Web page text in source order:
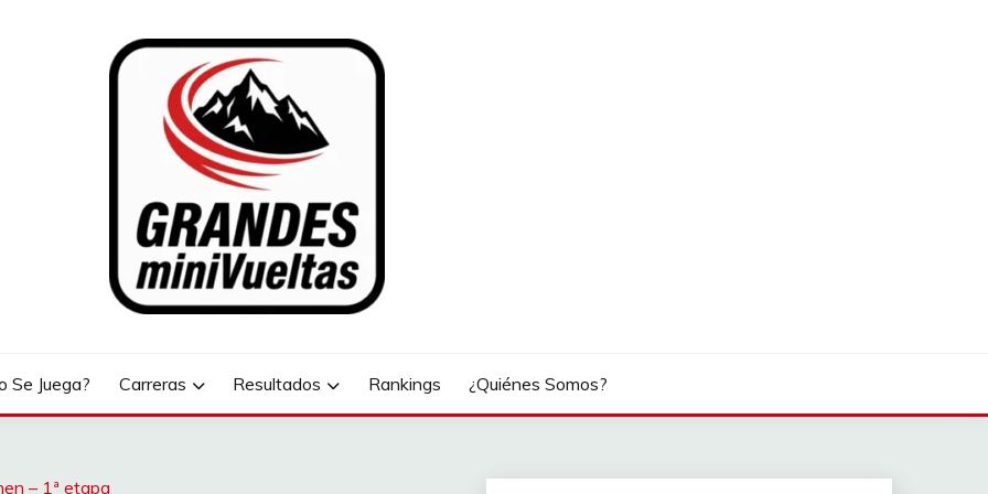
Se Juega? Carreras Resultados Rankings ¿Quiénes Somos?
– 1ª etapa